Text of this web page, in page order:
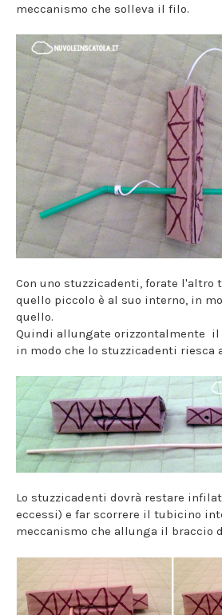
meccanismo che solleva il filo.
Con uno stuzzicadenti, forate l'altro
quello piccolo è al suo interno, in
quello.
Quindi allungate orizzontalmente il
in modo che lo stuzzicadenti riesca
Lo stuzzicadenti dovrà restare
eccessi) e far scorrere il tubicino
meccanismo che allunga il braccio